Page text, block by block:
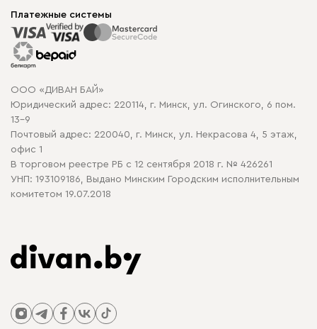
Способы оплаты
Рассрочка и кредит
Гарантия
Карта сайта
Политика конфиденциальности
Политика в отношении обработки cookie
Корпусная мебель
Распродажа мебели
Платежные системы
ООО «ДИВАН БАЙ»
Юридический адрес: 220114, г. Минск, ул. Огинского, 6 пом.
13-9
Почтовый адрес: 220040, г. Минск, ул. Некрасова 4, 5 этаж,
офис 1
В торговом реестре РБ с 12 сентября 2018 г. № 426261
УНП: 193109186, Выдано Минским Городским исполнительным
комитетом 19.07.2018